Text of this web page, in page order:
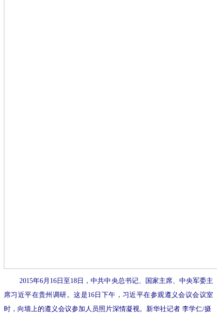
2015年6月16日至18日，中共中央总书记、国家主席、中央军委主
席习近平在贵州调研。这是16日下午，习近平在参观遵义会议会议室
时，向墙上的遵义会议参加人员照片深情凝视。新华社记者 李学仁/摄